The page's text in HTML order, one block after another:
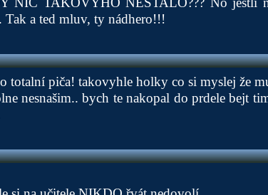
a ted mluv, ty nádhero!!!
totalní piča! takovyhle holky co si myslej že
nesnašim.. bych te nakopal do prdele bejt